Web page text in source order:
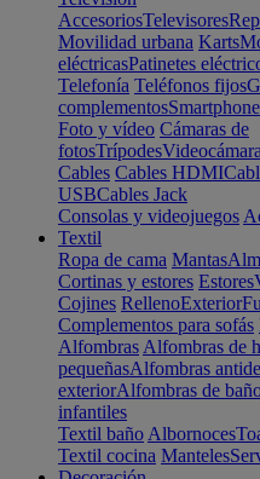
AccesoriosTelevisores
Movilidad urbana Karts
eléctricasPatinetes
Telefonía Teléfonos fijos
complementos
Foto y vídeo Cámaras de
fotosTrípodes
Cables Cables HDMI
USBCables Jack
Consolas y videojuegos
Textil
Ropa de cama Mantas
Cortinas y estores Estores
Cojines RellenoExterior
Complementos para sofás
Alfombras Alfombras de
pequeñasAlfombras
exteriorAlfombras de
infantiles
Textil baño Albornoces
Textil cocina Manteles